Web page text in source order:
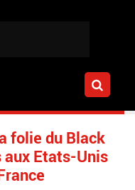
folie du Black
aux Etats-Unis